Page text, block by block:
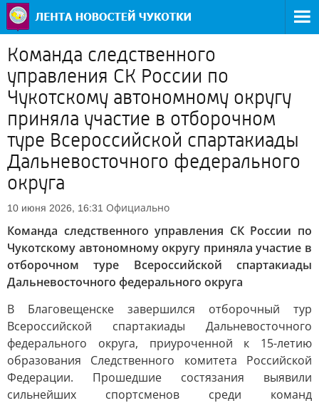
Команда следственного
управления СК России по
Чукотскому автономному округу
приняла участие в отборочном
туре Всероссийской спартакиады
Дальневосточного федерального
округа
10 июня 2026, 16:31 Официально
Команда следственного управления СК России по
Чукотскому автономному округу приняла участие в
отборочном туре Всероссийской спартакиады
Дальневосточного федерального округа
В Благовещенске завершился отборочный тур
Всероссийской спартакиады Дальневосточного
федерального округа, приуроченной к 15-летию
образования Следственного комитета Российской
Федерации. Прошедшие состязания выявили
сильнейших спортсменов среди команд